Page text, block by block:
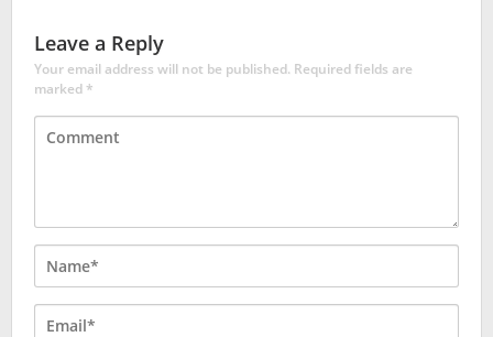
Leave a Reply
Your email address will not be published. Required fields are
marked*